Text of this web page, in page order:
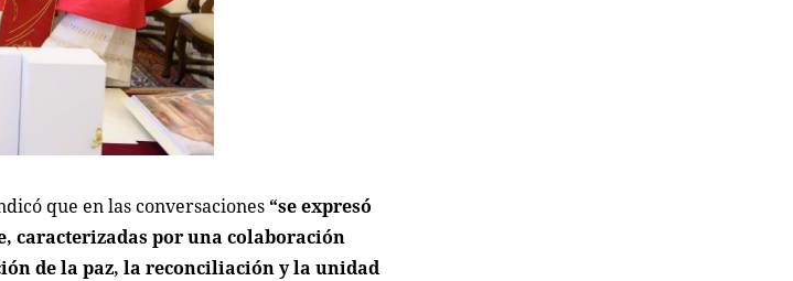
que en las conversaciones “se expresó
caracterizadas por una colaboración
de la paz, la reconciliación y la unidad